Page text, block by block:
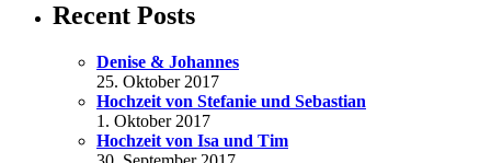
Recent Posts
Denise & Johannes
25. Oktober 2017
Hochzeit von Stefanie und Sebastian
1. Oktober 2017
Hochzeit von Isa und Tim